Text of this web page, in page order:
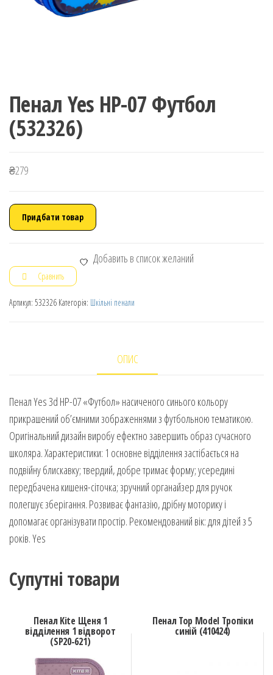
Пенал Yes HP-07 Футбол
(532326)
₴279
Придбати товар
Добавить в список желаний
Сравнить
Артикул: 532326 Категорія: Шкільні пенали
ОПИС
Пенал Yes 3d HP-07 «Футбол» насиченого синього кольору
прикрашений об’ємними зображеннями з футбольною тематикою.
Оригінальний дизайн виробу ефектно завершить образ сучасного
школяра. Характеристики: 1 основне відділення застібається на
подвійну блискавку; твердий, добре тримає форму; усередині
передбачена кишеня-сіточка; зручний органайзер для ручок
полегшує зберігання. Розвиває фантазію, дрібну моторику і
допомагає організувати простір. Рекомендований вік: для дітей з 5
років. Yes
Супутні товари
Пенал Kite Щеня 1
відділення 1 відворот
(SP20-621)
Пенал Top Model Тропіки
синій (410424)